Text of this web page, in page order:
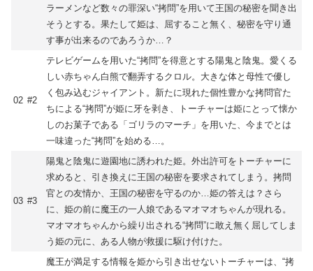
ラーメンなど数々の罪深い“拷問”を用いて王国の秘密を聞き出
そうとする。果たして姫は、屈すること無く、秘密を守り通
す事が出来るのであろうか…？
02 #2
テレビゲームを用いた“拷問”を得意とする陽鬼と陰鬼。愛くる
しい赤ちゃん白熊で翻弄するクロル。大きな体と母性で優し
く包み込むジャイアント。新たに現れた個性豊かな拷問官た
ちによる“拷問”が姫に牙を剥き、トーチャーは姫にとって懐か
しのお菓子である「ゴリラのマーチ」を用いた、今までとは
一味違った“拷問”を始める…。
03 #3
陽鬼と陰鬼に遊園地に誘われた姫。外出許可をトーチャーに
求めると、引き換えに王国の秘密を要求されてしまう。拷問
官との友情か、王国の秘密を守るのか…姫の答えは？さら
に、姫の前に魔王の一人娘であるマオマオちゃんが現れる。
マオマオちゃんから繰り出される“拷問”に敢え無く屈してしま
う姫の元に、ある人物が救援に駆け付けた。
魔王が満足する情報を姫から引き出せないトーチャーは、“拷